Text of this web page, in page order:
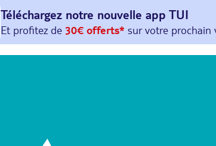
Téléchargez notre nouvelle app TUI
Et profitez de 30€ offerts*sur votreprochain
avec le code : HAPPYAPP